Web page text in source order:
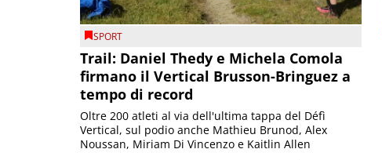
SPORT
Trail: Daniel Thedy e Michela Comola
firmano il Vertical Brusson-Bringuez a
tempo di record
Oltre 200 atleti al via dell'ultima tappa del Défì
Vertical, sul podio anche Mathieu Brunod, Alex
Noussan, Miriam Di Vincenzo e Kaitlin Allen